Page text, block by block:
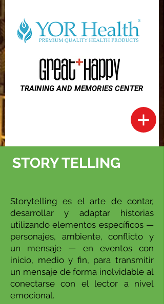
TRAINING AND MEMORIES CENTER
STORY TELLING
Storytelling es el arte de contar,
desarrollar y adaptar historias
utilizando elementos específicos —
personajes, ambiente, conflicto y
un mensaje — en eventos con
inicio, medio y fin, para transmitir
un mensaje de forma inolvidable al
conectarse con el lector a nivel
emocional.